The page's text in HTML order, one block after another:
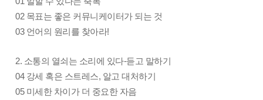
02 목표는 좋은 커뮤니케이터가 되는 것
03 언어의 원리를 찾아라!
2. 소통의 열쇠는 소리에 있다-듣고 말하기
04 강세 혹은 스트레스, 알고 대처하기
05 미세한 차이가 더 중요한 자음